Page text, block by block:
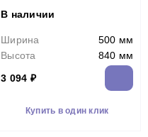
В наличии
Ширина
500 мм
Высота
840 мм
3 094 ₽
Купить в один клик